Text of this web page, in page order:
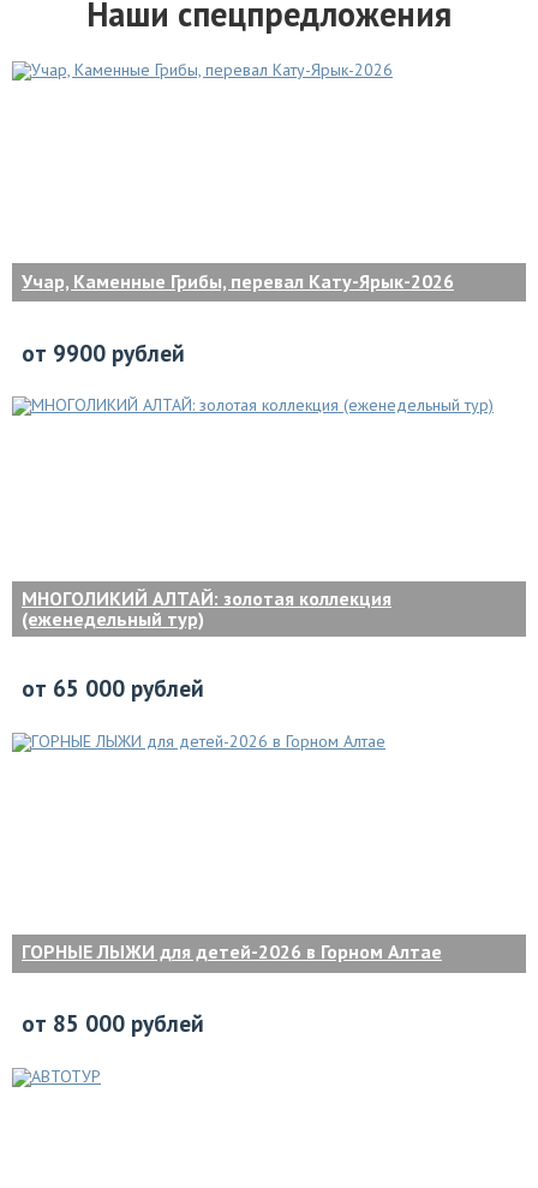
Наши спецпредложения
Учар, Каменные Грибы, перевал Кату-Ярык-2026
от 9900 рублей
МНОГОЛИКИЙ АЛТАЙ: золотая коллекция
(еженедельный тур)
от 65 000 рублей
ГОРНЫЕ ЛЫЖИ для детей-2026 в Горном Алтае
от 85 000 рублей